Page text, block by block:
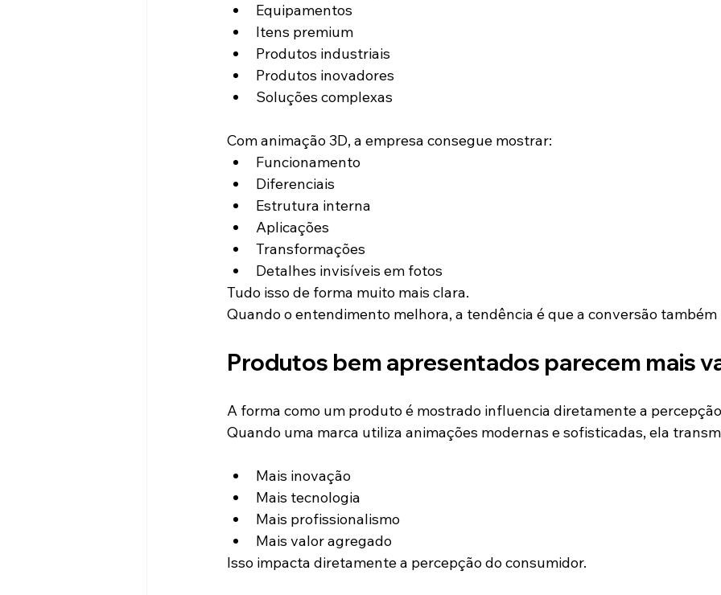
Equipamentos
Itens premium
Produtos industriais
Produtos inovadores
Soluções complexas
Com animação 3D, a empresa consegue mostrar:
Funcionamento
Diferenciais
Estrutura interna
Aplicações
Transformações
Detalhes invisíveis em fotos
Tudo isso de forma muito mais clara.
Quando o entendimento melhora, a tendência é que a conversão
Produtos bem apresentados parecem mais
A forma como um produto é mostrado influencia diretamente a
Quando uma marca utiliza animações modernas e sofisticadas, ela
Mais inovação
Mais tecnologia
Mais profissionalismo
Mais valor agregado
Isso impacta diretamente a percepção do consumidor.